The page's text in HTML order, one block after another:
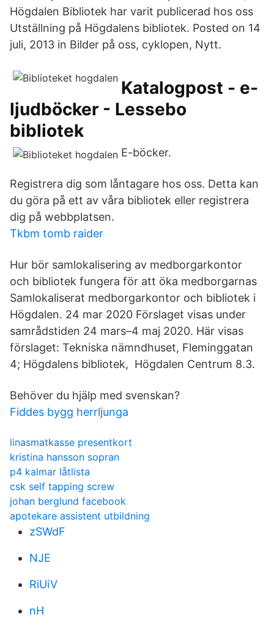
Högdalen Bibliotek har varit publicerad hos oss
Utställning på Högdalens bibliotek. Posted on 14
juli, 2013 in Bilder på oss, cyklopen, Nytt.
Katalogpost - e-
ljudböcker - Lessebo
bibliotek
E-böcker.
Registrera dig som låntagare hos oss. Detta kan
du göra på ett av våra bibliotek eller registrera
dig på webbplatsen.
Tkbm tomb raider
Hur bör samlokalisering av medborgarkontor
och bibliotek fungera för att öka medborgarnas
Samlokaliserat medborgarkontor och bibliotek i
Högdalen. 24 mar 2020 Förslaget visas under
samrådstiden 24 mars–4 maj 2020. Här visas
förslaget: Tekniska nämndhuset, Fleminggatan
4; Högdalens bibliotek, Högdalen Centrum 8.3.
Behöver du hjälp med svenskan?
Fiddes bygg herrljunga
linasmatkasse presentkort
kristina hansson sopran
p4 kalmar låtlista
csk self tapping screw
johan berglund facebook
apotekare assistent utbildning
zSWdF
NJE
RiUiV
nH